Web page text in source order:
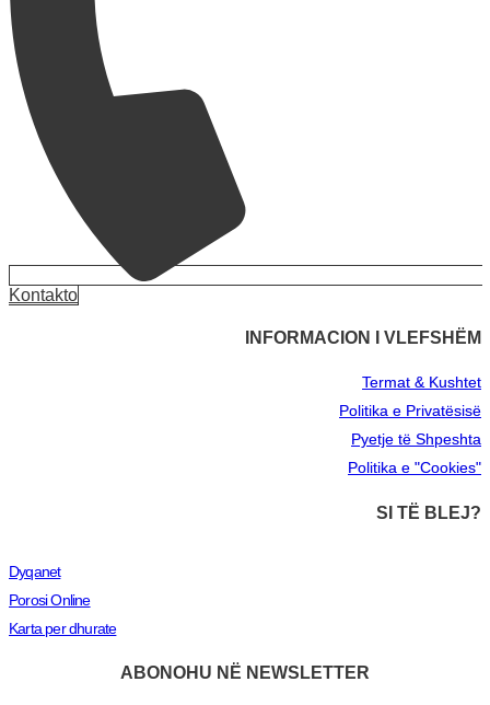
Kontakto
INFORMACION I VLEFSHËM
Termat & Kushtet
Politika e Privatësisë
Pyetje të Shpeshta
Politika e "Cookies"
SI TË BLEJ?
Dyqanet
Porosi Online
Karta per dhurate
ABONOHU NË NEWSLETTER